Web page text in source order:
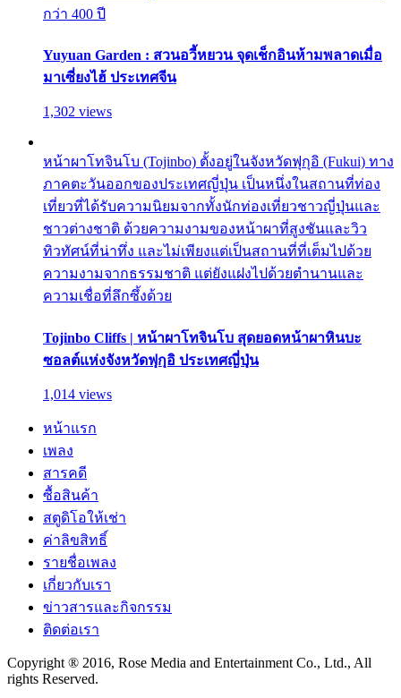
กว่า 400 ปี
Yuyuan Garden : สวนอวี้หยวน จุดเช็กอินห้ามพลาดเมื่อ
มาเซี่ยงไฮ้ ประเทศจีน
1,302 views
หน้าผาโทจินโบ (Tojinbo) ตั้งอยู่ในจังหวัดฟุกุอิ (Fukui) ทาง
ภาคตะวันออกของประเทศญี่ปุ่น เป็นหนึ่งในสถานที่ท่อง
เที่ยวที่ได้รับความนิยมจากทั้งนักท่องเที่ยวชาวญี่ปุ่นและ
ชาวต่างชาติ ด้วยความงามของหน้าผาที่สูงชันและวิว
ทิวทัศน์ที่น่าทึ่ง และไม่เพียงแต่เป็นสถานที่ที่เต็มไปด้วย
ความงามจากธรรมชาติ แต่ยังแฝงไปด้วยตำนานและ
ความเชื่อที่ลึกซึ้งด้วย
Tojinbo Cliffs | หน้าผาโทจินโบ สุดยอดหน้าผาหินบะ
ซอลต์แห่งจังหวัดฟุกุอิ ประเทศญี่ปุ่น
1,014 views
หน้าแรก
เพลง
สารคดี
ซื้อสินค้า
สตูดิโอให้เช่า
ค่าลิขสิทธิ์
รายชื่อเพลง
เกี่ยวกับเรา
ข่าวสารและกิจกรรม
ติดต่อเรา
Copyright ® 2016, Rose Media and Entertainment Co., Ltd., All
rights Reserved.